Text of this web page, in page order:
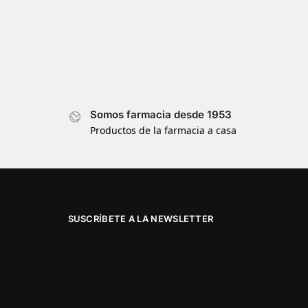
Somos farmacia desde 1953
Productos de la farmacia a casa
SUSCRÍBETE A LA NEWSLETTER